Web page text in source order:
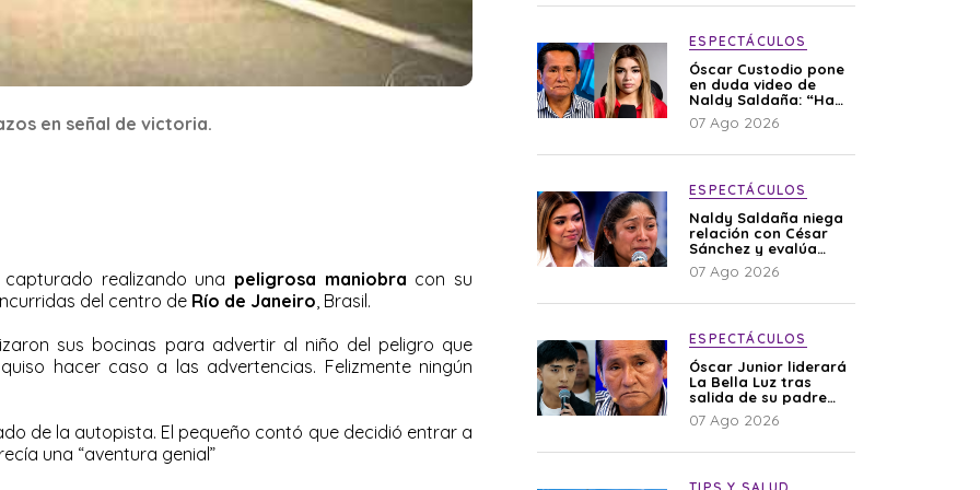
en señal de victoria.
realizando una peligrosa maniobra con su
del centro de Río de Janeiro , Brasil.
sus bocinas para advertir al niño del peligro que
hacer caso a las advertencias. Felizmente ningún
de la autopista. El pequeño contó que decidió entrar a
una “aventura genial”
ESPECTÁCULOS
Óscar Custodio pone
en duda video de
Naldy Saldaña: “Hay
cosas que de repente
se han editado”
07 Ago 2026
ESPECTÁCULOS
Naldy Saldaña niega
relación con César
Sánchez y evalúa
denunciar a su
esposa: “Es una
07 Ago 2026
ESPECTÁCULOS
Óscar Junior liderará
La Bella Luz tras
salida de su padre
por polémica con
Naldy Saldaña
07 Ago 2026